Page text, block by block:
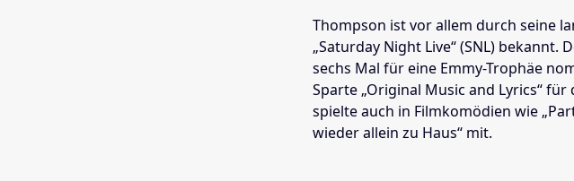
Thompson ist vor allem durch seine
„Saturday Night Live“ (SNL) bekannt.
sechs Mal für eine Emmy-Trophäe
Sparte „Original Music and Lyrics“ für
spielte auch in Filmkomödien wie
wieder allein zu Haus“ mit.